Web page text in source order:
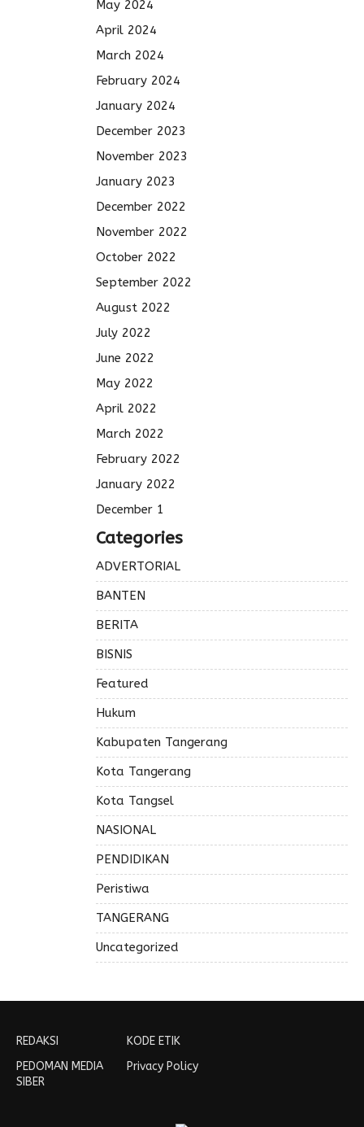
May 2024
April 2024
March 2024
February 2024
January 2024
December 2023
November 2023
January 2023
December 2022
November 2022
October 2022
September 2022
August 2022
July 2022
June 2022
May 2022
April 2022
March 2022
February 2022
January 2022
December 1
Categories
ADVERTORIAL
BANTEN
BERITA
BISNIS
Featured
Hukum
Kabupaten Tangerang
Kota Tangerang
Kota Tangsel
NASIONAL
PENDIDIKAN
Peristiwa
TANGERANG
Uncategorized
REDAKSI
PEDOMAN MEDIA
SIBER
KODE ETIK
Privacy Policy